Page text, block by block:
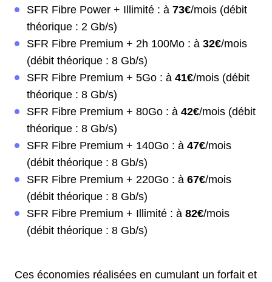
SFR Fibre Power + Illimité : à 73€/mois (débit
théorique : 2 Gb/s)
SFR Fibre Premium + 2h 100Mo : à 32€/mois
(débit théorique : 8 Gb/s)
SFR Fibre Premium + 5Go : à 41€/mois (débit
théorique : 8 Gb/s)
SFR Fibre Premium + 80Go : à 42€/mois (débit
théorique : 8 Gb/s)
SFR Fibre Premium + 140Go : à 47€/mois
(débit théorique : 8 Gb/s)
SFR Fibre Premium + 220Go : à 67€/mois
(débit théorique : 8 Gb/s)
SFR Fibre Premium + Illimité : à 82€/mois
(débit théorique : 8 Gb/s)
Ces économies réalisées en cumulant un forfait et